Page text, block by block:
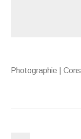
Photographie |